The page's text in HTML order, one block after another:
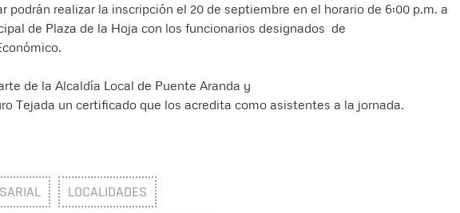
podrán realizar la inscripción el 20 de septiembre en el horario de 6:00 p.m. a
de Plaza de la Hoja con los funcionarios designados de
de la Alcaldía Local de Puente Aranda y
Tejada un certificado que los acredita como asistentes a la jornada.
LOCALIDADES